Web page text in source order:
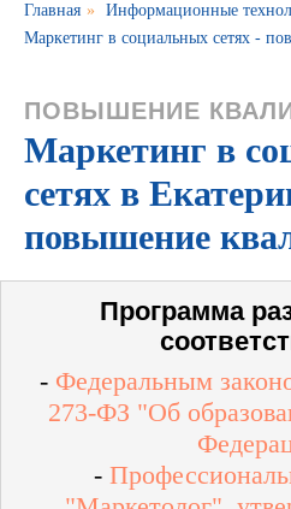
Главная » Информационные
Маркетинг в социальных сетях -
ПОВЫШЕНИЕ
Маркетинг в
сетях в
повышение
Программа
- Федеральным
273-ФЗ "Об
-